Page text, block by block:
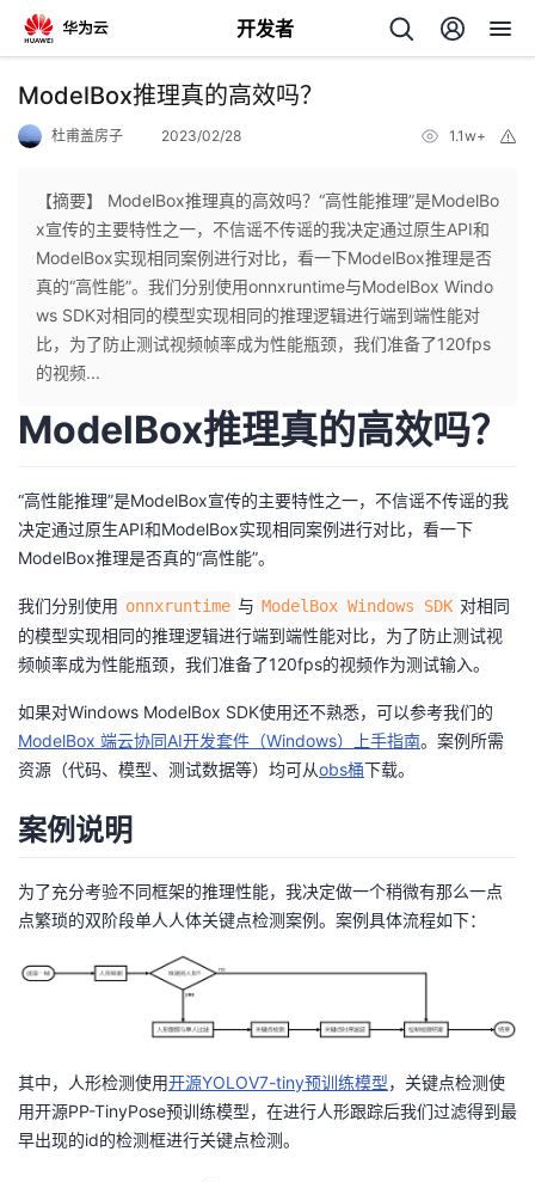
开发者
返
个
人
我
发
我
博
的
我
子
直
播
的
活
我
的
注
我
开
的
Programs
我
的
ModelBox推理真的高效吗？
杜甫盖房子 2023/02/28 1.1w+
【摘要】 ModelBox推理真的高效吗？“高性能推理”是ModelBo
x宣传的主要特性之一，不信谣不传谣的我决定通过原生API和
ModelBox实现相同案例进行对比，看一下ModelBox推理是否
真的“高性能”。我们分别使用onnxruntime与ModelBox Windo
ws SDK对相同的模型实现相同的推理逻辑进行端到端性能对
比，为了防止测试视频帧率成为性能瓶颈，我们准备了120fps
的视频...
ModelBox推理真的高效吗？
“高性能推理”是ModelBox宣传的主要特性之一，不信谣不传谣的我
决定通过原生API和ModelBox实现相同案例进行对比，看一下
ModelBox推理是否真的“高性能”。
我们分别使用 onnxruntime 与 ModelBox Windows SDK 对相同
的模型实现相同的推理逻辑进行端到端性能对比，为了防止测试视
频帧率成为性能瓶颈，我们准备了120fps的视频作为测试输入。
如果对Windows ModelBox SDK使用还不熟悉，可以参考我们的
ModelBox 端云协同AI开发套件（Windows）上手指南。案例所需
资源（代码、模型、测试数据等）均可从obs桶下载。
案例说明
为了充分考验不同框架的推理性能，我决定做一个稍微有那么一点
点繁琐的双阶段单人人体关键点检测案例。案例具体流程如下：
其中，人形检测使用开源YOLOV7-tiny预训练模型，关键点检测使
用开源PP-TinyPose预训练模型，在进行人形跟踪后我们过滤得到最
早出现的id的检测框进行关键点检测。